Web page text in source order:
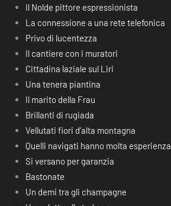
Il Nolde pittore espressionista
La connessione a una rete telefonica
Privo di lucentezza
Il cantiere con i muratori
Cittadina laziale sul Liri
Una tenera piantina
Il marito della Frau
Brillanti di rugiada
Vellutati fiori d’alta montagna
Quelli navigati hanno molta esperienza
Si versano per garanzia
Bastonate
Un demi tra gli champagne